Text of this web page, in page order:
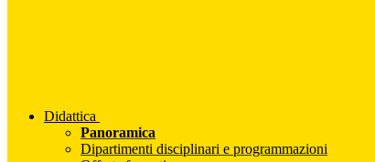
Didattica
Panoramica
Dipartimenti disciplinari e programmazioni